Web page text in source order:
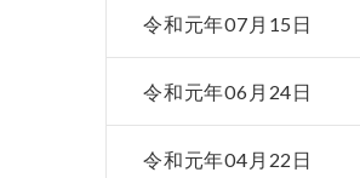
令和元年07月15日
令和元年06月24日
令和元年04月22日